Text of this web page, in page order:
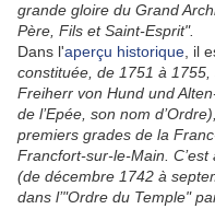
grande gloire du Grand
Père, Fils et Saint-Esprit".
Dans l'aperçu historique , il
constituée, de 1751 à 1755,
Freiherr von Hund und
de l’Epée, son nom
premiers grades de la
Francfort-sur-le-Main.
(de décembre 1742 à
dans l’"Ordre du Temple"